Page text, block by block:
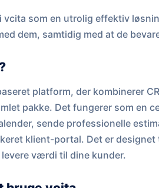
vcita som en utrolig effektiv
dem, samtidig med at de
platform, der kombinerer
pakke. Det fungerer som en
sende professionelle
klient-portal. Det er
værdi til dine kunder.